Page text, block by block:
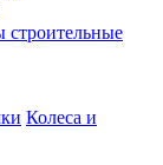
строительные
Колеса и